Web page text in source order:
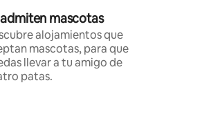
mascotas
alojamientos que
mascotas, para que
llevar a tu amigo de
patas.